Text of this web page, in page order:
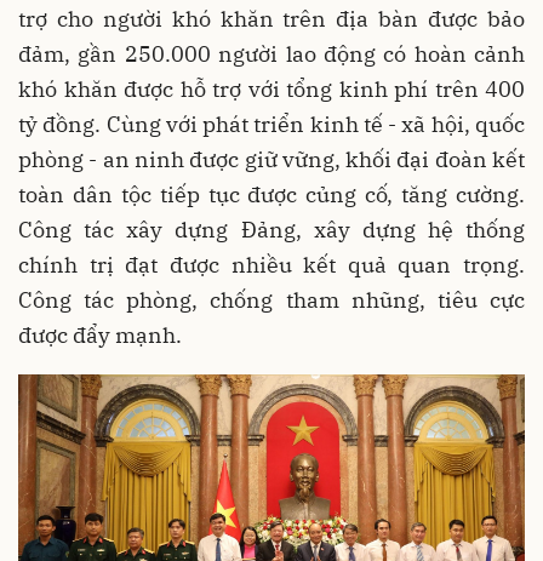
trợ cho người khó khăn trên địa bàn được bảo
đảm, gần 250.000 người lao động có hoàn cảnh
khó khăn được hỗ trợ với tổng kinh phí trên 400
tỷ đồng. Cùng với phát triển kinh tế - xã hội, quốc
phòng - an ninh được giữ vững, khối đại đoàn kết
toàn dân tộc tiếp tục được củng cố, tăng cường.
Công tác xây dựng Đảng, xây dựng hệ thống
chính trị đạt được nhiều kết quả quan trọng.
Công tác phòng, chống tham nhũng, tiêu cực
được đẩy mạnh.